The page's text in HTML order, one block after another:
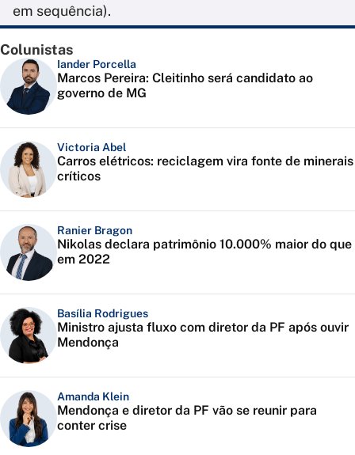
em sequência).
Colunistas
Iander Porcella
Marcos Pereira: Cleitinho será candidato ao
governo de MG
Victoria Abel
Carros elétricos: reciclagem vira fonte de minerais
críticos
Ranier Bragon
Nikolas declara patrimônio 10.000% maior do que
em 2022
Basília Rodrigues
Ministro ajusta fluxo com diretor da PF após ouvir
Mendonça
Amanda Klein
Mendonça e diretor da PF vão se reunir para
conter crise